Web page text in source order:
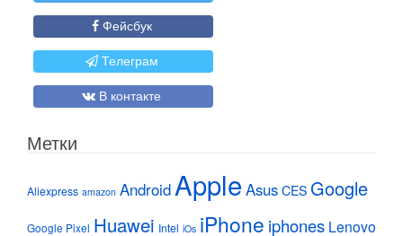
Фейсбук
Телеграм
В контакте
Метки
Aliexpress amazon Android Apple Asus CES Google
Google Pixel Huawei Intel iOs iPhone iphones Lenovo